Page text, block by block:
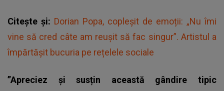
Citește și: Dorian Popa, copleșit de emoții: „Nu îmi
vine să cred câte am reușit să fac singur”. Artistul a
împărtășit bucuria pe rețelele sociale
”Apreciez și susțin această gândire tipic